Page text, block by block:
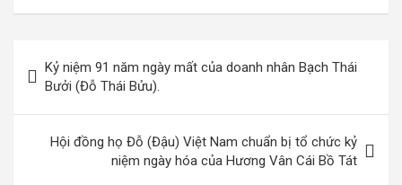
Điều
hướng
bài
Kỷ niệm 91 năm ngày mất của doanh nhân Bạch Thái
Bưởi (Đỗ Thái Bửu).
Hội đồng họ Đỗ (Đậu) Việt Nam chuẩn bị tổ chức kỷ
niệm ngày hóa của Hương Vân Cái Bồ Tát